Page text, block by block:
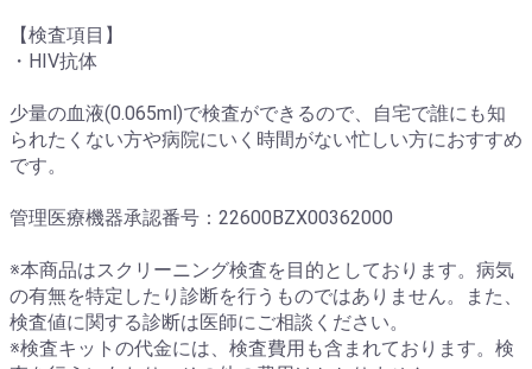
【検査項目】
・HIV抗体
少量の血液(0.065ml)で検査ができるので、自宅で誰にも知
られたくない方や病院にいく時間がない忙しい方におすすめ
です。
管理医療機器承認番号：22600BZX00362000
※本商品はスクリーニング検査を目的としております。病気
の有無を特定したり診断を行うものではありません。また、
検査値に関する診断は医師にご相談ください。
※検査キットの代金には、検査費用も含まれております。検